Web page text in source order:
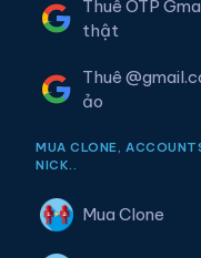
Thuê OTP
thật
Thuê
ảo
MUA CLONE,
NICK..
Mua Clone
Bùng nổ kênh
trưởng toàn diện.
follow TikTok**,
**bình luận** để
thịnh hành, thu
thương